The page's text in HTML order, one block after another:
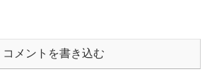
コメントを書き込む